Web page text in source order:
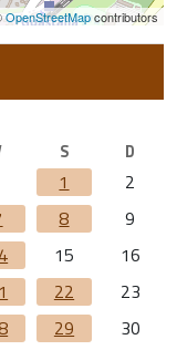
OpenStreetMapcontributors
S D
1
2
8
9
15
16
22
23
29
30